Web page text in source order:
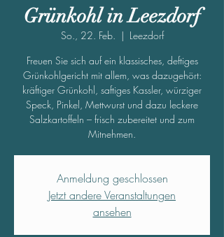
Grünkohl in Leezdorf
So., 22. Feb.
  |
Leezdorf
Freuen Sie sich auf ein klassisches, deftiges
Grünkohlgericht mit allem, was dazugehört:
kräftiger Grünkohl, saftiges Kassler, würziger
Speck, Pinkel, Mettwurst und dazu leckere
Salzkartoffeln – frisch zubereitet und zum
Mitnehmen.
Anmeldung geschlossen
Jetzt andere Veranstaltungen
ansehen